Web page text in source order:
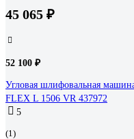
45 065 ₽
52 100 ₽
Угловая шлифовальная
FLEX L 1506 VR 437972
5
(1)